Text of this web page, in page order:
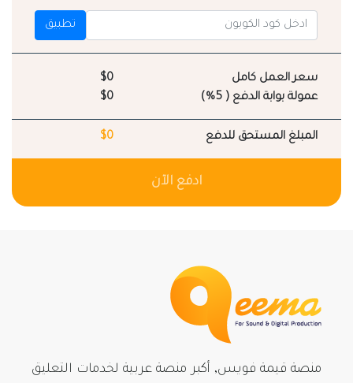
تطبيق
سعر العمل كامل
$0
عمولة بوابة الدفع ( 5%)
$0
المبلغ المستحق للدفع $0
ادفع الآن
منصة قيمة فويس, أكبر منصة عربية لخدمات التعليق